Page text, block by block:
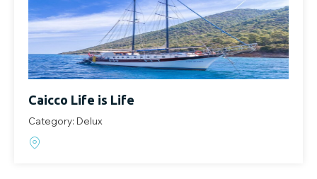
Caicco Life is Life
Category: Delux